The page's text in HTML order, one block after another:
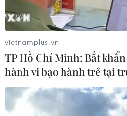
Hành động này đã khiến 3.300
chờ đợi để được nhập cảnh vào
1.600 xe tải tại cửa khẩu
kiểm soát Yahodyn.
vietnamplus.vn
TP Hồ Chí Minh: Bắt
hành vi bạo hành trẻ tại